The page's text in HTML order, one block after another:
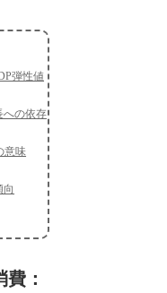
弾性値
への依存
意味
向
：